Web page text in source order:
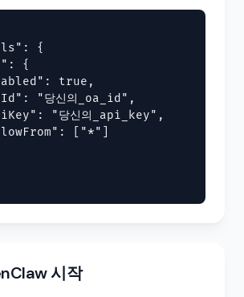
{
{
true,
"당신의_oa_id",
"당신의_api_key",
["*"]
시작